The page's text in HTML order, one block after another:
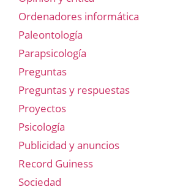
Ordenadores informática
Paleontología
Parapsicología
Preguntas
Preguntas y respuestas
Proyectos
Psicología
Publicidad y anuncios
Record Guiness
Sociedad